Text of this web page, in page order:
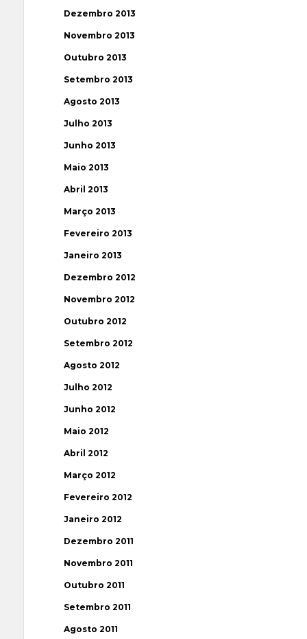
Dezembro 2013
Novembro 2013
Outubro 2013
Setembro 2013
Agosto 2013
Julho 2013
Junho 2013
Maio 2013
Abril 2013
Março 2013
Fevereiro 2013
Janeiro 2013
Dezembro 2012
Novembro 2012
Outubro 2012
Setembro 2012
Agosto 2012
Julho 2012
Junho 2012
Maio 2012
Abril 2012
Março 2012
Fevereiro 2012
Janeiro 2012
Dezembro 2011
Novembro 2011
Outubro 2011
Setembro 2011
Agosto 2011